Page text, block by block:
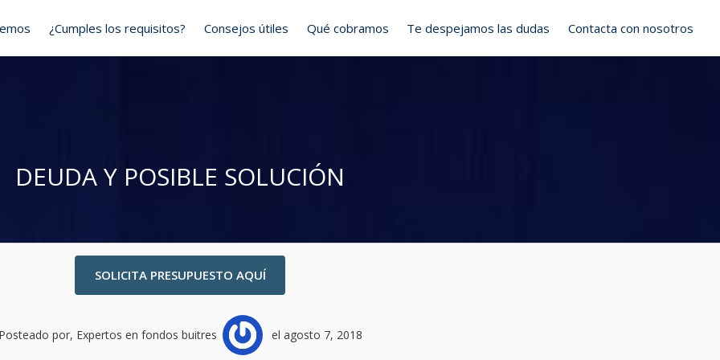
DEUDA Y POSIBLE SOLUCIÓN
SOLICITA PRESUPUESTO AQUÍ
Posteado por, Expertos en fondos buitres el agosto 7, 2018
¿Cumples los requisitos? Consejos útiles Qué cobramos Te despejamos las dudas Contacta con nosotros